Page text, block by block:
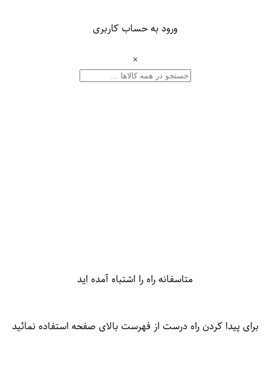
ورود به حساب کاربری
×
متاسفانه راه را اشتباه آمده اید
برای پیدا کردن راه درست از فهرست بالای صفحه استفاده نمائید